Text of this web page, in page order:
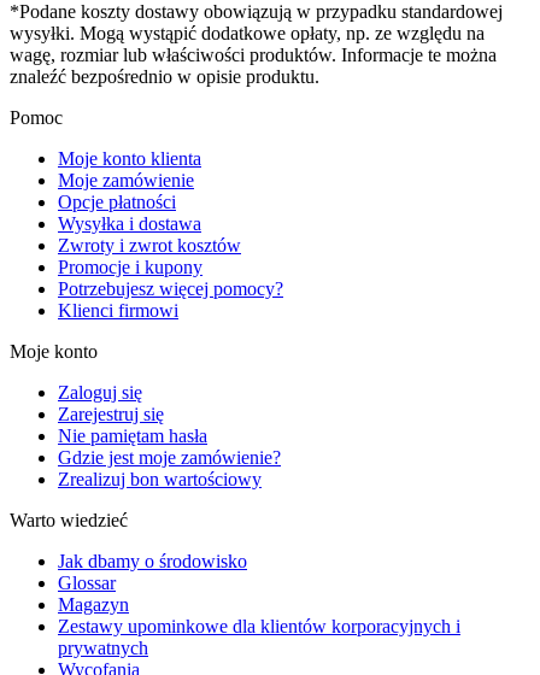
*Podane koszty dostawy obowiązują w przypadku standardowej
wysyłki. Mogą wystąpić dodatkowe opłaty, np. ze względu na
wagę, rozmiar lub właściwości produktów. Informacje te można
znaleźć bezpośrednio w opisie produktu.
Pomoc
Moje konto klienta
Moje zamówienie
Opcje płatności
Wysyłka i dostawa
Zwroty i zwrot kosztów
Promocje i kupony
Potrzebujesz więcej pomocy?
Klienci firmowi
Moje konto
Zaloguj się
Zarejestruj się
Nie pamiętam hasła
Gdzie jest moje zamówienie?
Zrealizuj bon wartościowy
Warto wiedzieć
Jak dbamy o środowisko
Glossar
Magazyn
Zestawy upominkowe dla klientów korporacyjnych i
prywatnych
Wycofania